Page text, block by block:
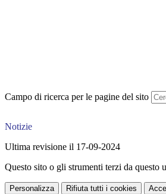
Campo di ricerca per le pagine del sito
Notizie
Ultima revisione il 17-09-2024
Questo sito o gli strumenti terzi da
Personalizza Rifiuta tutti i cookies